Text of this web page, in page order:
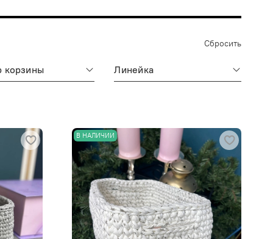
Сбросить
корзины Линейка
В НАЛИЧИИ